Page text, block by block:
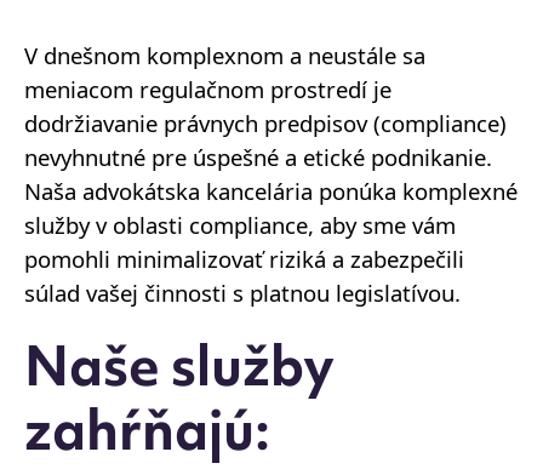
V dnešnom komplexnom a neustále sa
meniacom regulačnom prostredí je
dodržiavanie právnych predpisov (compliance)
nevyhnutné pre úspešné a etické podnikanie.
Naša advokátska kancelária ponúka komplexné
služby v oblasti compliance, aby sme vám
pomohli minimalizovať riziká a zabezpečili
súlad vašej činnosti s platnou legislatívou.
Naše služby
zahŕňajú: